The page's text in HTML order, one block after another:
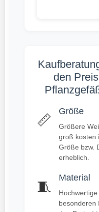
den
📏
Größe
Größere
groß kosten
Größe bzw.
erheblich.
🧵
Material
besonderen